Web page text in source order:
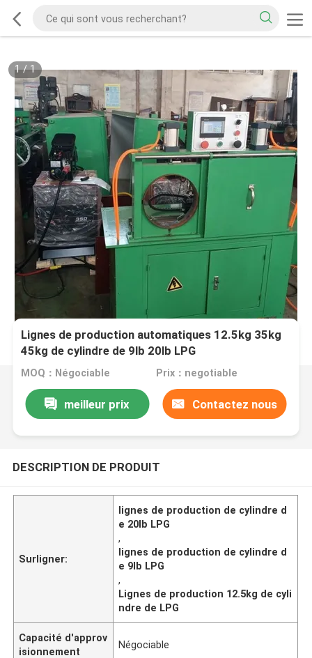
1/1
Lignes de production automatiques 12.5kg 35kg
45kg de cylindre de 9lb 20lb LPG
MOQ：Négociable Prix：negotiable
meilleur prix Contactez nous
DESCRIPTION DE PRODUIT
Surligner:
lignes de production de cylindre d
e 20lb LPG
,
lignes de production de cylindre d
e 9lb LPG
,
Lignes de production 12.5kg de cyli
ndre de LPG
Capacité d'approv
isionnement
Négociable